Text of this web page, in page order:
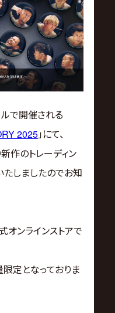
ルで開催される
2025」にて、
作のトレーディン
しましたのでお知
オンラインストアで
定となっておりま